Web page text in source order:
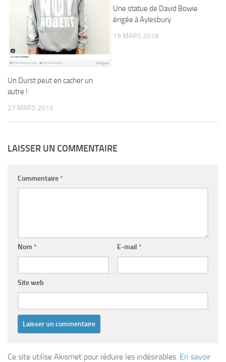
Un Durst peut en cacher un
autre !
27 MARS 2015
Une statue de David Bowie
érigée à Aylesbury
19 MARS 2018
LAISSER UN COMMENTAIRE
Commentaire*
Nom * E-mail *
Site web
Ce site utilise Akismet pour réduire les indésirables. En savoir